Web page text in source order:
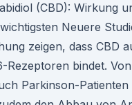
(CBD): Wirkung
Neuere
zeigen, dass CBD
Rezeptoren bindet.
Parkinson-